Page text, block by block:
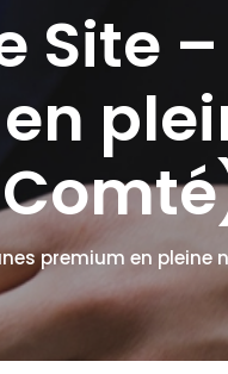
Site
premium en